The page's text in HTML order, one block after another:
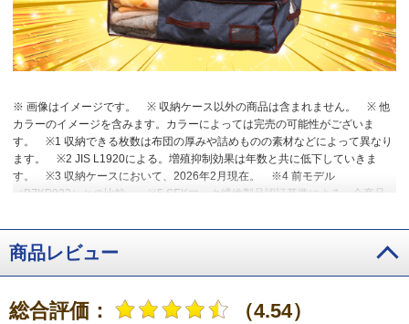
※ 画像はイメージです。 ※ 収納ケース以外の商品は含まれません。
※ 他
カラーのイメージを含みます。カラーによっては完売の可能性がございま
す。
※1 収納できる枚数は布団の厚みや詰めものの素材などによって異なり
ます。
※2 JIS L1920による。増殖抑制効果は年数と共に低下していきま
す。
※3 収納ケースにおいて、2026年2月現在。
※4 前モデル
（BZKP022）との比較。
※5 SEKマーク繊維製品認証基準による。全商品
品の試験データで消臭性能には個体差あり。
※6 2021年発売BZKP006との
比較。
※7 月に1回放湿させた場合。 吸湿過程 30℃90%RH・放湿過程
20℃50%RHを1000回繰り返したデータに基づき算出。
商品レビュー
総合評価： （4.54）